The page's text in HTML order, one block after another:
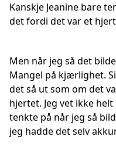
Kanskje Jeanine bare
det fordi det var et
Men når jeg så det
Mangel på kjærlighet.
det så ut som om det
hjertet. Jeg vet ikke
tenkte på når jeg så
jeg hadde det selv